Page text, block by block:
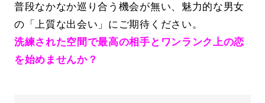
普段なかなか巡り合う機会が無い、魅力的な男女
の「上質な出会い」にご期待ください。
洗練された空間で最高の相手とワンランク上の恋
を始めませんか？